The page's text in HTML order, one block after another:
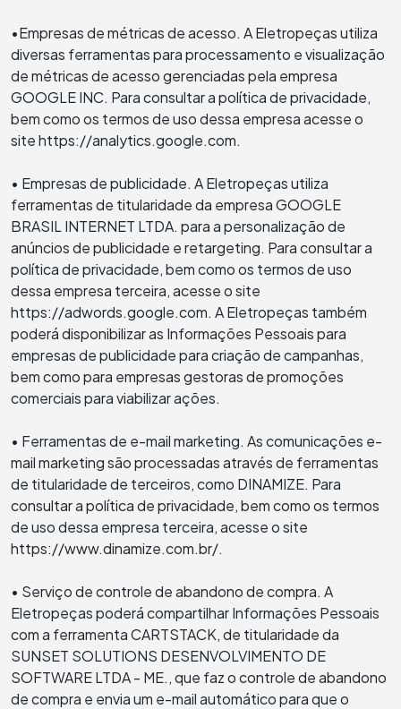
•Empresas de métricas de acesso. A Eletropeças utiliza
diversas ferramentas para processamento e visualização
de métricas de acesso gerenciadas pela empresa
GOOGLE INC. Para consultar a política de privacidade,
bem como os termos de uso dessa empresa acesse o
site https://analytics.google.com.
• Empresas de publicidade. A Eletropeças utiliza
ferramentas de titularidade da empresa GOOGLE
BRASIL INTERNET LTDA. para a personalização de
anúncios de publicidade e retargeting. Para consultar a
política de privacidade, bem como os termos de uso
dessa empresa terceira, acesse o site
https://adwords.google.com. A Eletropeças também
poderá disponibilizar as Informações Pessoais para
empresas de publicidade para criação de campanhas,
bem como para empresas gestoras de promoções
comerciais para viabilizar ações.
• Ferramentas de e-mail marketing. As comunicações e-
mail marketing são processadas através de ferramentas
de titularidade de terceiros, como DINAMIZE. Para
consultar a política de privacidade, bem como os termos
de uso dessa empresa terceira, acesse o site
https://www.dinamize.com.br/.
• Serviço de controle de abandono de compra. A
Eletropeças poderá compartilhar Informações Pessoais
com a ferramenta CARTSTACK, de titularidade da
SUNSET SOLUTIONS DESENVOLVIMENTO DE
SOFTWARE LTDA - ME., que faz o controle de abandono
de compra e envia um e-mail automático para que o